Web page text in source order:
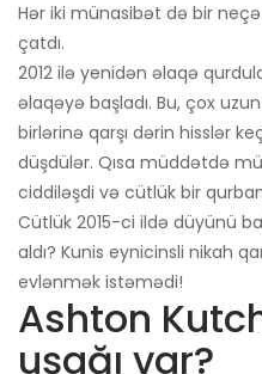
Hər iki münasibət də bir
çatdı.
2012 ilə yenidən əlaqə
əlaqəyə başladı. Bu, çox
birlərinə qarşı dərin hisslər
düşdülər. Qısa müddətdə
ciddiləşdi və cütlük bir
Cütlük 2015-ci ildə düyünü
aldı? Kunis eynicinsli nikah
evlənmək istəmədi!
Ashton
uşağı var?